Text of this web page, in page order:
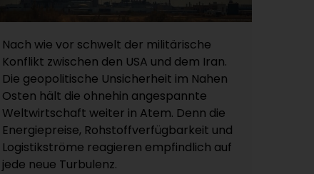
Nach wie vor schwelt der militärische
Konflikt zwischen den USA und dem Iran.
Die geopolitische Unsicherheit im Nahen
Osten hält die ohnehin angespannte
Weltwirtschaft weiter in Atem. Denn die
Energiepreise, Rohstoffverfügbarkeit und
Logistikströme reagieren empfindlich auf
jede neue Turbulenz.